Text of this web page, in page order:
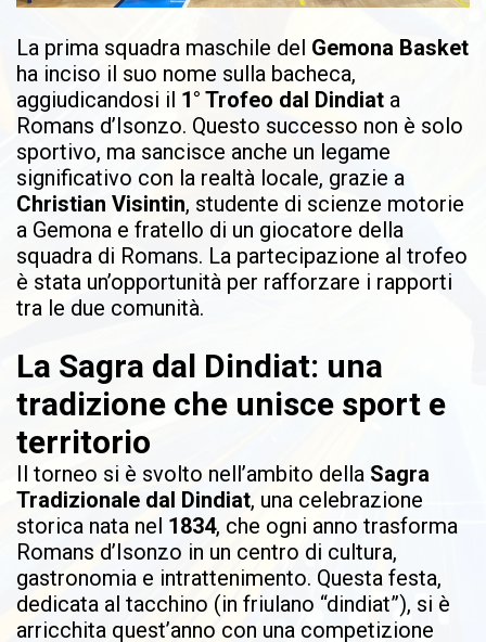
La prima squadra maschile del Gemona Basket
ha inciso il suo nome sulla bacheca,
aggiudicandosi il 1° Trofeo dal Dindiat a
Romans d’Isonzo. Questo successo non è solo
sportivo, ma sancisce anche un legame
significativo con la realtà locale, grazie a
Christian Visintin, studente di scienze motorie
a Gemona e fratello di un giocatore della
squadra di Romans. La partecipazione al trofeo
è stata un’opportunità per rafforzare i rapporti
tra le due comunità.
La Sagra dal Dindiat: una
tradizione che unisce sport e
territorio
Il torneo si è svolto nell’ambito della Sagra
Tradizionale dal Dindiat, una celebrazione
storica nata nel 1834, che ogni anno trasforma
Romans d’Isonzo in un centro di cultura,
gastronomia e intrattenimento. Questa festa,
dedicata al tacchino (in friulano “dindiat”), si è
arricchita quest’anno con una competizione